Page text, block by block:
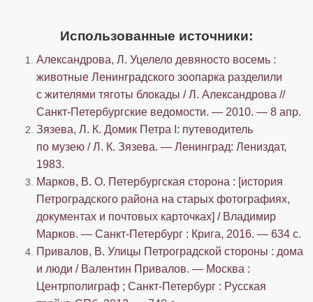
Использованные источники:
Александрова, Л. Уцелело девяносто восемь :
животные Ленинградского зоопарка разделили
с жителями тяготы блокады / Л. Александрова //
Санкт-Петербургские ведомости. — 2010. — 8 апр.
Зязева, Л. К. Домик Петра I: путеводитель
по музею / Л. К. Зязева. — Ленинград: Лениздат,
1983.
Марков, В. О. Петербургская сторона : [история
Петроградского района на старых фотографиях,
документах и почтовых карточках] / Владимир
Марков. — Санкт-Петербург : Крига, 2016. — 634 с.
Привалов, В. Улицы Петроградской стороны : дома
и люди / Валентин Привалов. — Москва :
Центрполиграф ; Санкт-Петербург : Русская